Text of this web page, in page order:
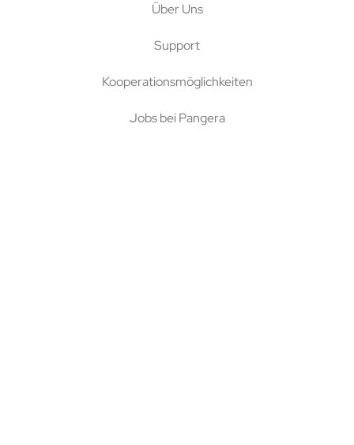
Über Uns
Support
Kooperationsmöglichkeiten
Jobs bei Pangera